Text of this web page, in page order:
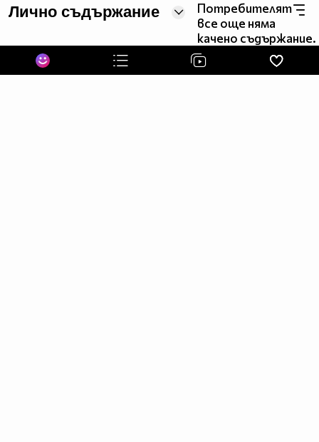
Лично съдържание
Потребителят
все още няма
качено съдържание.